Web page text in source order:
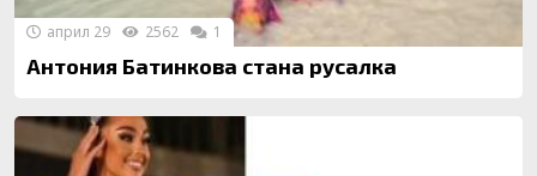
Антония Батинкова стана русалка
април 29 2562 1